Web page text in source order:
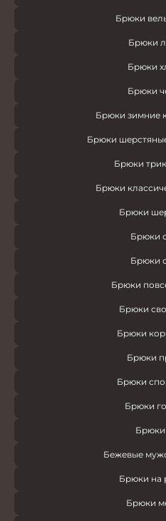
Брюки
Брюки
Брюки
Брюки
Брюки зимние
Брюки
Брюки
Брюки
Брюки
Брюки
Брюки
Брюки
Брюки
Брюки
Брюки
Брюки
Брюки
Брюки
Бежевые
Брюки на
Брюки